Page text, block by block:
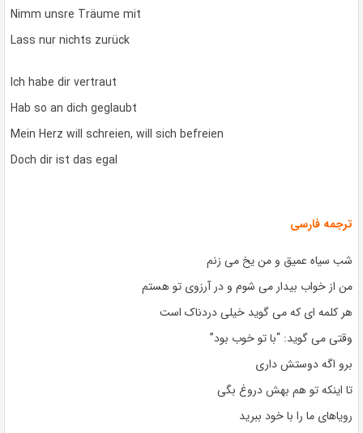
Nimm unsre Träume mit
Lass nur nichts zurück
Ich habe dir vertraut
Hab so an dich geglaubt
Mein Herz will schreien, will sich befreien
Doch dir ist das egal
ترجمه فارسی
شب سیاه عمیق و من یخ می زنم
من از خواب بیدار می شوم و در آرزوی تو هستم
هر کلمه ای که می گوید خیلی دردناک است
وقتی می گوید: “با تو خوب بود”
برو اگه دوستش داری
تا اینکه تو هم بهش دروغ بگی
رویاهای ما را با خود ببرید